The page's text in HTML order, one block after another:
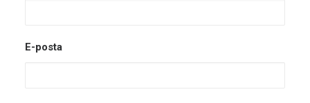
E-posta